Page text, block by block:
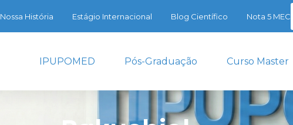
Nossa História Estágio Internacional Blog Científico Nota 5 MEC
IPUPOMED Pós-Graduação Curso Master